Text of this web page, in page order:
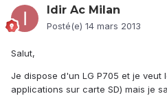
Idir Ac Milan
Posté(e) 14 mars 2013
Salut,
Je dispose d'un LG P705 et je
applications sur carte SD) mais je